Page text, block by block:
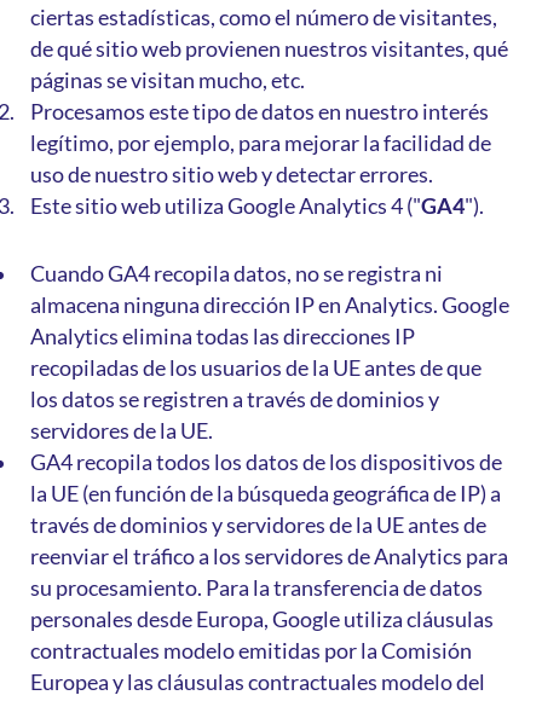
ciertas estadísticas, como el número de visitantes,
de qué sitio web provienen nuestros visitantes, qué
páginas se visitan mucho, etc.
Procesamos este tipo de datos en nuestro interés
legítimo, por ejemplo, para mejorar la facilidad de
uso de nuestro sitio web y detectar errores.
Este sitio web utiliza Google Analytics 4 ("GA4").
Cuando GA4 recopila datos, no se registra ni
almacena ninguna dirección IP en Analytics. Google
Analytics elimina todas las direcciones IP
recopiladas de los usuarios de la UE antes de que
los datos se registren a través de dominios y
servidores de la UE.
GA4 recopila todos los datos de los dispositivos de
la UE (en función de la búsqueda geográfica de IP) a
través de dominios y servidores de la UE antes de
reenviar el tráfico a los servidores de Analytics para
su procesamiento. Para la transferencia de datos
personales desde Europa, Google utiliza cláusulas
contractuales modelo emitidas por la Comisión
Europea y las cláusulas contractuales modelo del